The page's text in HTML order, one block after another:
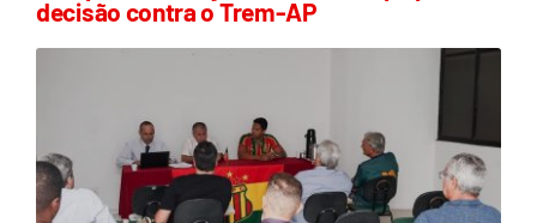
decisão contra o Trem-AP